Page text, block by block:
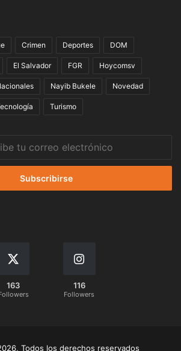
Crimen Deportes DOM
El Salvador FGR Hoycomsv
Nayib Bukele Novedad
Turismo
163 116
Followers
Todos los derechos reservados